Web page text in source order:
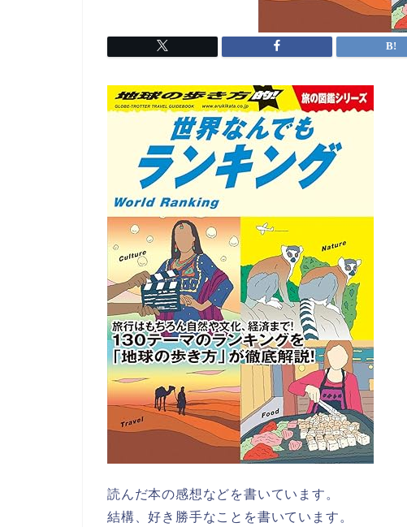
読んだ本の感想などを書いています。
結構、好き勝手なことを書いています。